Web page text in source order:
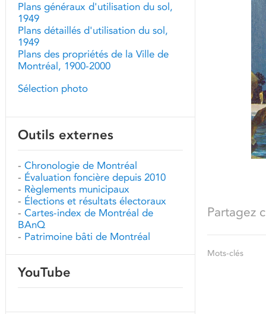
Partagez
Mots-clés
Plans généraux d'utilisation du sol,
1949
Plans détaillés d'utilisation du sol,
1949
Plans des propriétés de la Ville de
Montréal, 1900-2000
Sélection photo
Outils externes
- Chronologie de Montréal
- Évaluation foncière depuis 2010
- Règlements municipaux
- Élections et résultats électoraux
- Cartes-index de Montréal de
BAnQ
- Patrimoine bâti de Montréal
YouTube